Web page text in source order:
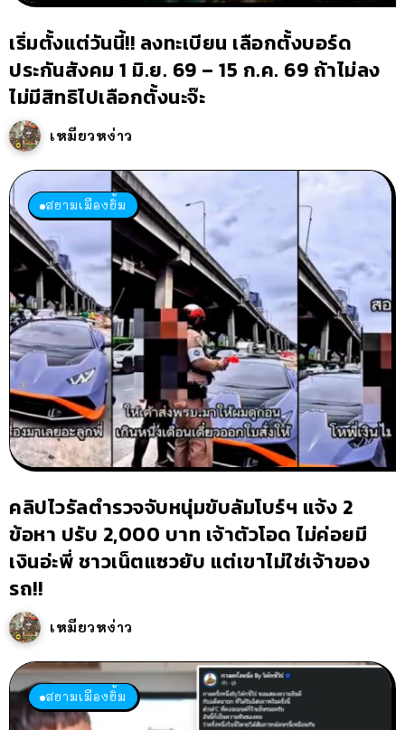
เริ่มตั้งแต่วันนี้!! ลงทะเบียน เลือกตั้งบอร์ด
ประกันสังคม 1 มิ.ย. 69 – 15 ก.ค. 69 ถ้าไม่ลง
ไม่มีสิทธิไปเลือกตั้งนะจ๊ะ
เหมียวหง่าว
สยามเมืองยิ้ม
คลิปไวรัลตำรวจจับหนุ่มขับลัมโบร์ฯ แจ้ง 2
ข้อหา ปรับ 2,000 บาท เจ้าตัวโอด ไม่ค่อยมี
เงินอ่ะพี่ ชาวเน็ตแซวยับ แต่เขาไม่ใช่เจ้าของ
รถ!!
เหมียวหง่าว
สยามเมืองยิ้ม